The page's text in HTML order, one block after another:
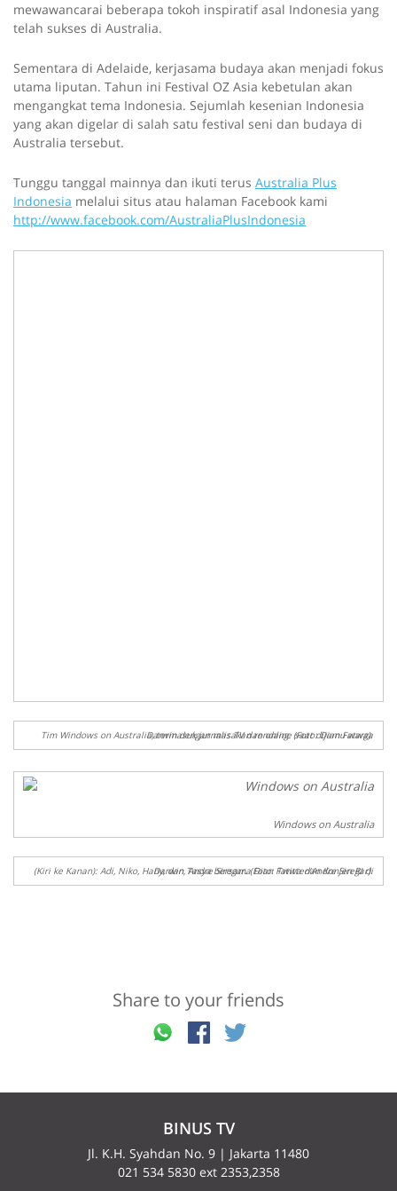
mewawancarai beberapa tokoh inspiratif asal Indonesia yang
telah sukses di Australia.
Sementara di Adelaide, kerjasama budaya akan menjadi fokus
utama liputan. Tahun ini Festival OZ Asia kebetulan akan
mengangkat tema Indonesia. Sejumlah kesenian Indonesia
yang akan digelar di salah satu festival seni dan budaya di
Australia tersebut.
Tunggu tanggal mainnya dan ikuti terus Australia Plus
Indonesia melalui situs atau halaman Facebook kami
http://www.facebook.com/AustraliaPlusIndonesia
Tim Windows on Australia, termasuk jurnalis TV dan online saat dijamu warga Darwin dengan masakan rendang. (Foto: Dian Fatwa).
Windows on Australia
(Kiri ke Kanan): Adi, Niko, Hany, dan Tasya bersama Dian Fatwa dan Konjen RI di Darwin, Andre Siregar. (Foto: Twitter/Andre Siregar).
Share to your friends
BINUS TV
Jl. K.H. Syahdan No. 9 | Jakarta 11480
021 534 5830 ext 2353,2358